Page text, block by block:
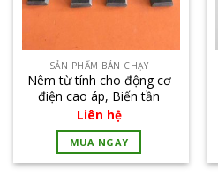
SẢN PHẨM BÁN CHẠY
Nêm từ tính cho động cơ
điện cao áp, Biến tần
Liên hệ
MUA NGAY